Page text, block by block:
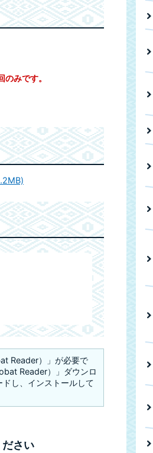
のみです。
Reader）」が必要で
Reader）」ダウンロ
し、インストールして
さい